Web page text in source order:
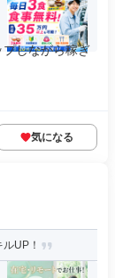
しながら稼ぎ
気になる
UP！